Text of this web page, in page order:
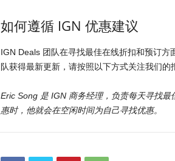
如何遵循 IGN 优惠建议
IGN Deals 团队在寻找最佳在线折扣和预订
队获得最新更新，请按照以下方式关注我们的
Eric Song 是 IGN 商务经理，负责每天寻找
惠时，他就会在空闲时间为自己寻找优惠。